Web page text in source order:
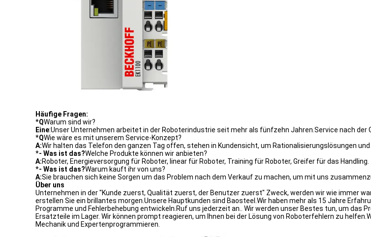
Häufige Fragen:
*QWarum sind wir?
Eine:Unser Unternehmen arbeitet in der Roboterindustrie seit mehr als fünfzehn Jahren.Service nach der
*QWie wäre es mit unserem Service-Konzept?
A:Wir halten das Telefon den ganzen Tag offen, stehen in Kundensicht, um Rationalisierungslösungen
*- Was ist das?Welche Produkte können wir anbieten?
A:Roboter, Energieversorgung für Roboter, linear für Roboter, Training für Roboter, Greifer für das Handling.
*- Was ist das?Warum kauft ihr von uns?
A:Sie brauchen sich keine Sorgen um das Problem nach dem Verkauf zu machen, um mit uns
Über uns
Unternehmen in der "Kunde zuerst, Qualität zuerst, der Benutzer zuerst" Zweck, werden wir wie immer
erstellen Sie ein brillantes morgen.Unsere Hauptkunden sind Baosteel.Wir haben mehr als 15 Jahre
Programme und Fehlerbehebung entwickeln.Ruf uns jederzeit an.. Wir werden unser Bestes tun, um das
Ersatzteile im Lager. Wir können prompt reagieren, um Ihnen bei der Lösung von Roboterfehlern zu
Mechanik und Expertenprogrammieren.